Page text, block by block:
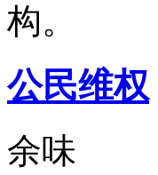
构。
公民维权
余味